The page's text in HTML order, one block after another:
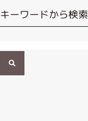
キーワードから検索